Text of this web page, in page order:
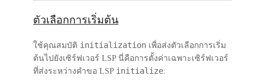
ตัวเลือกการเริ่มต้น
ใช้คุณสมบัติ initialization เพื่อส่งตัวเลือกการเริ่ม
ต้นไปยังเซิร์ฟเวอร์ LSP นี่คือการตั้งค่าเฉพาะเซิร์ฟเวอร์
ที่ส่งระหว่างคำขอ LSP initialize: